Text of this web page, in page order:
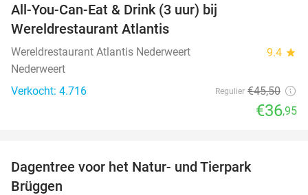
All-You-Can-Eat & Drink (3 uur) bij
Wereldrestaurant Atlantis
Wereldrestaurant Atlantis Nederweert 9.4 star
Nederweert
Verkocht: 4.716
Regulier €45,50
€36,95
Dagentree voor het Natur- und Tierpark
Brüggen